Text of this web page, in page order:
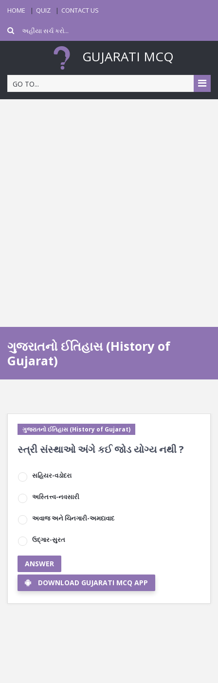
HOME QUIZ CONTACT US
GUJARATI MCQ
GO TO...
ગુજરાતનો ઈતિહાસ (History of
Gujarat)
ગુજરાતનો ઈતિહાસ (History of Gujarat)
સ્ત્રી સંસ્થાઓ અંગે કઈ જોડ યોગ્ય નથી ?
સહિયર-વડોદરા
અસ્તિત્ત્વ-નવસારી
અવાજ અને ચિનગારી-અમદાવાદ
ઉદ્ગાર-સુરત
ANSWER
DOWNLOAD GUJARATI MCQ APP